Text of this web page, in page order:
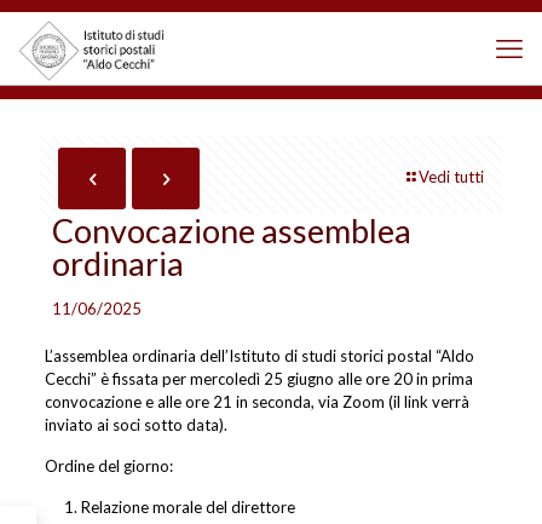
Vedi tutti
Convocazione assemblea
ordinaria
11/06/2025
L’assemblea ordinaria dell’Istituto di studi storici postal “Aldo
Cecchi” è fissata per mercoledì 25 giugno alle ore 20 in prima
convocazione e alle ore 21 in seconda, via Zoom (il link verrà
inviato ai soci sotto data).
Ordine del giorno:
Relazione morale del direttore